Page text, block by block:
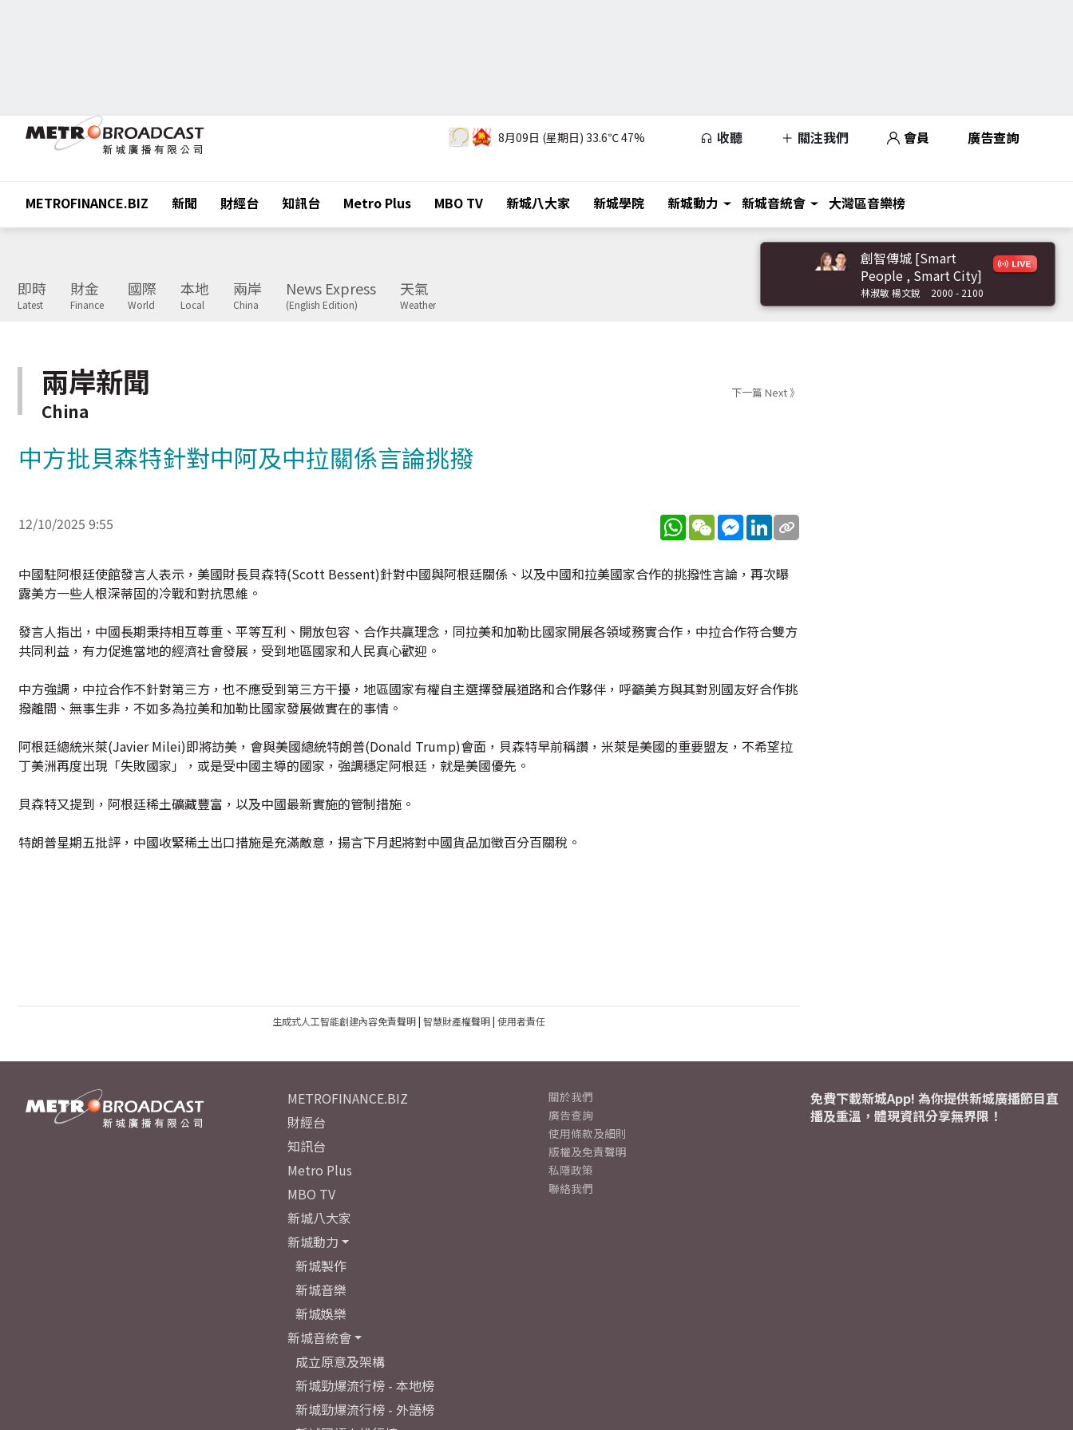
8月09日 (星期日) 33.6℃47% 收聽 關注我們 會員 廣告查詢
METROFINANCE.BIZ 新聞 財經台 知訊台 Metro Plus MBO TV 新城八大家 新城學院 新城動力 新城音統會 大灣區音樂榜
即時
Latest
財金
Finance
國際
World
本地
Local
兩岸
China
News Express
(English Edition)
天氣
Weather
創智傳城 [Smart
People , Smart City]
林淑敏 楊文銳 2000 - 2100
兩岸新聞
China
下一篇 Next 》
中方批貝森特針對中阿及中拉關係言論挑撥
12/10/2025 9:55 WhatsApp
WeChatMessenger
LinkedIn
中國駐阿根廷使館發言人表示，美國財長貝森特(Scott Bessent)針對中國與阿根廷關係、以及中國和拉美國家合作的挑撥性言論，再次曝
露美方一些人根深蒂固的冷戰和對抗思維。
發言人指出，中國長期秉持相互尊重、平等互利、開放包容、合作共贏理念，同拉美和加勒比國家開展各領域務實合作，中拉合作符合雙方
共同利益，有力促進當地的經濟社會發展，受到地區國家和人民真心歡迎。
中方強調，中拉合作不針對第三方，也不應受到第三方干擾，地區國家有權自主選擇發展道路和合作夥伴，呼籲美方與其對別國友好合作挑
撥離間、無事生非，不如多為拉美和加勒比國家發展做實在的事情。
阿根廷總統米萊(Javier Milei)即將訪美，會與美國總統特朗普(Donald Trump)會面，貝森特早前稱讚，米萊是美國的重要盟友，不希望拉
丁美洲再度出現「失敗國家」，或是受中國主導的國家，強調穩定阿根廷，就是美國優先。
貝森特又提到，阿根廷稀土礦藏豐富，以及中國最新實施的管制措施。
特朗普星期五批評，中國收緊稀土出口措施是充滿敵意，揚言下月起將對中國貨品加徵百分百關稅。
生成式人工智能創建內容免責聲明| 智慧財產權聲明| 使用者責任
METROFINANCE.BIZ
財經台
知訊台
Metro Plus
MBO TV
新城八大家
新城動力
新城製作
新城音樂
新城娛樂
新城音統會
成立原意及架構
新城勁爆流行榜 - 本地榜
新城勁爆流行榜 - 外語榜
關於我們
廣告查詢
使用條款及細則
版權及免責聲明
私隱政策
聯絡我們
免費下載新城App! 為你提供新城廣播節目直
播及重溫，體現資訊分享無界限！